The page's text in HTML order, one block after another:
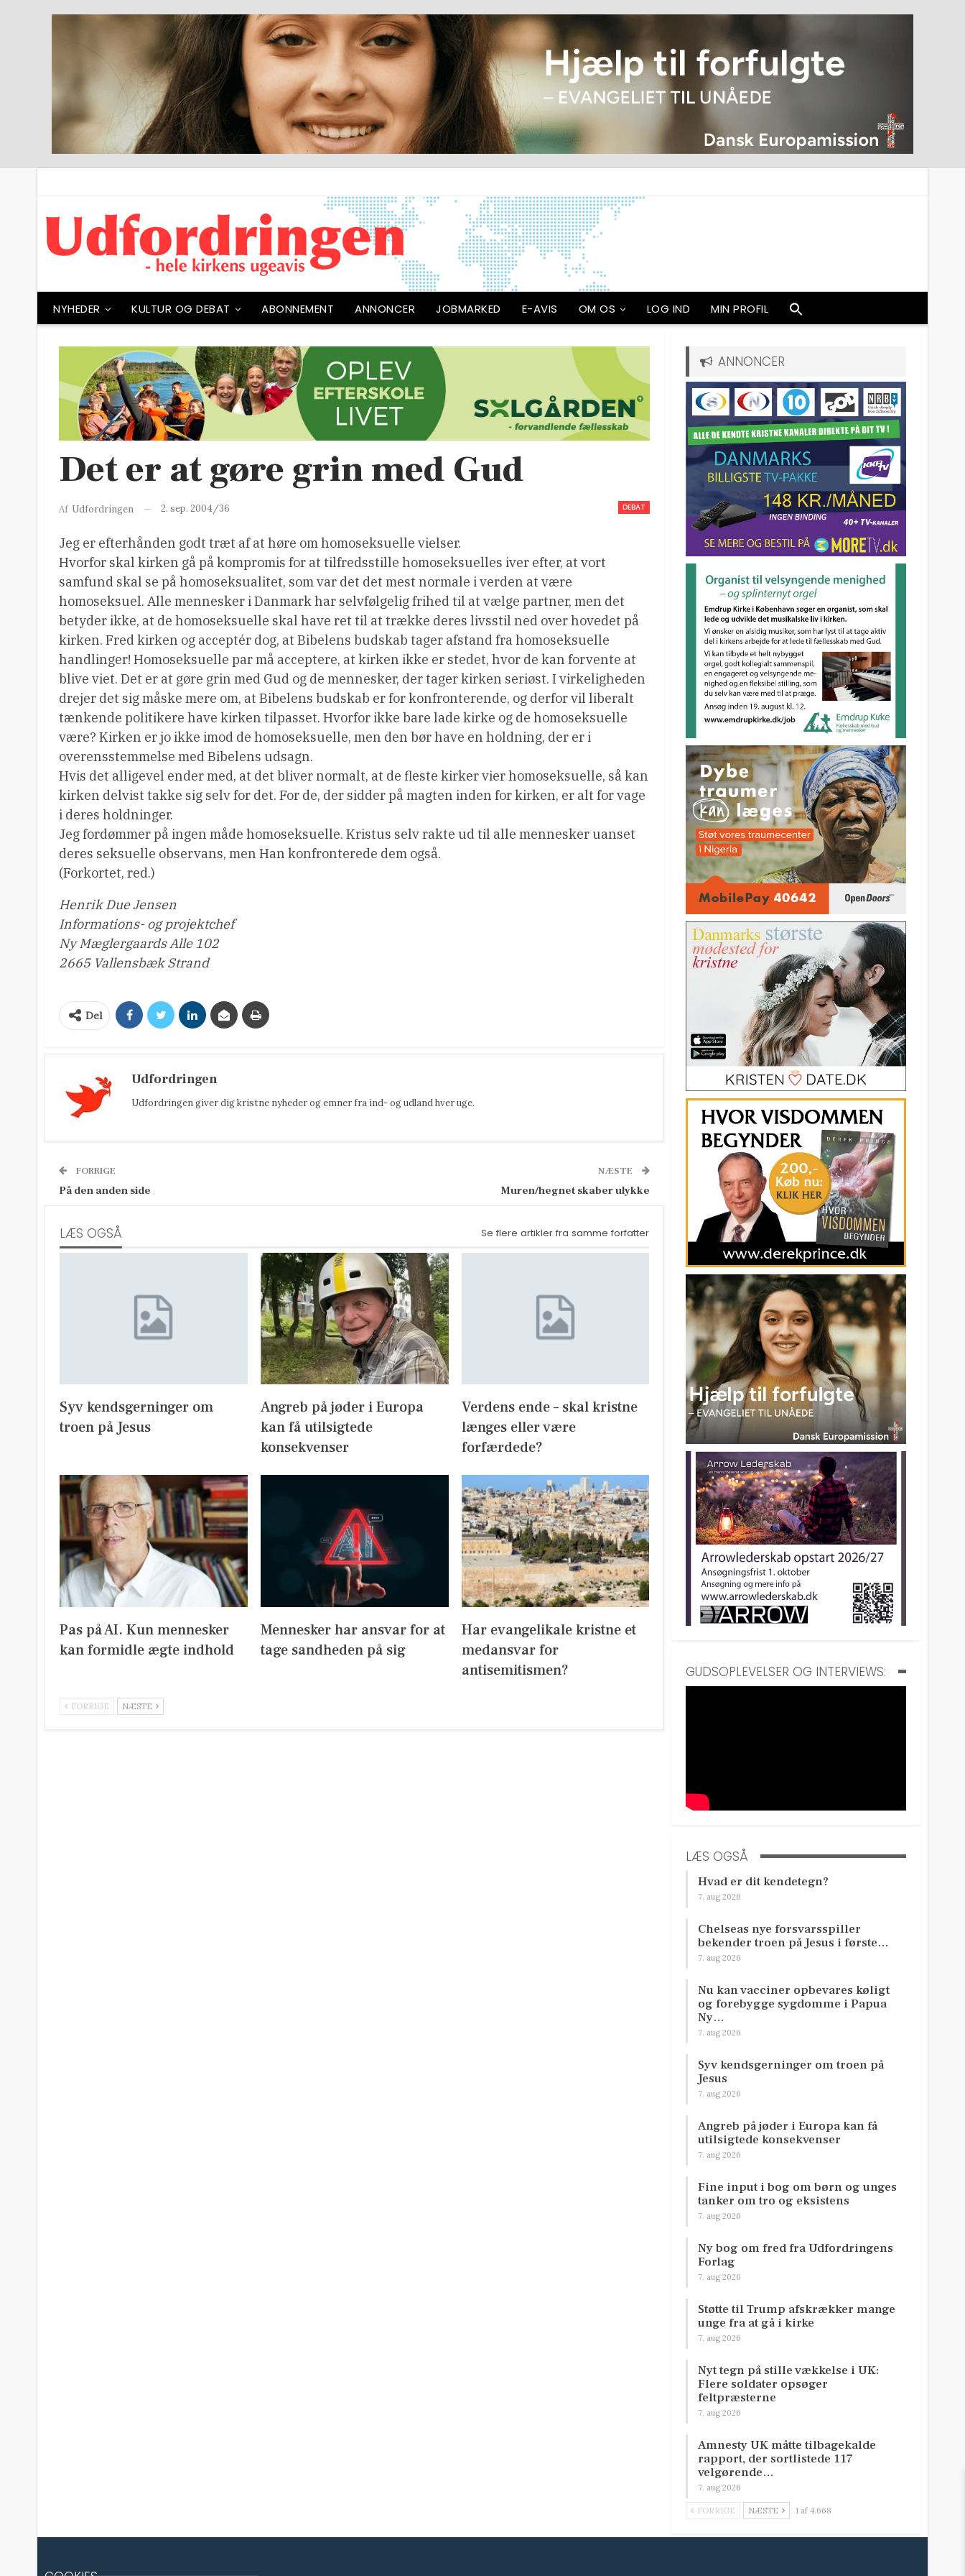
NYHEDER KULTUR OG DEBAT ABONNEMENT ANNONCER JOBMARKED E-AVIS OM OS LOG IND MIN PROFIL
Det er at gøre grin med Gud
DEBAT
Af Udfordringen 2. sep. 2004/36
Jeg er efterhånden godt træt af at høre om homoseksuelle vielser.
Hvorfor skal kirken gå på kompromis for at tilfredsstille homoseksuelles iver efter, at vort
samfund skal se på homoseksualitet, som var det det mest normale i verden at være
homoseksuel. Alle mennesker i Danmark har selvfølgelig frihed til at vælge partner, men det
betyder ikke, at de homoseksuelle skal have ret til at trække deres livsstil ned over hovedet på
kirken. Fred kirken og acceptér dog, at Bibelens budskab tager afstand fra homoseksuelle
handlinger! Homoseksuelle par må acceptere, at kirken ikke er stedet, hvor de kan forvente at
blive viet. Det er at gøre grin med Gud og de mennesker, der tager kirken seriøst. I virkeligheden
drejer det sig måske mere om, at Bibelens budskab er for konfronterende, og derfor vil liberalt
tænkende politikere have kirken tilpasset. Hvorfor ikke bare lade kirke og de homoseksuelle
være? Kirken er jo ikke imod de homoseksuelle, men den bør have en holdning, der er i
overensstemmelse med Bibelens udsagn.
Hvis det alligevel ender med, at det bliver normalt, at de fleste kirker vier homoseksuelle, så kan
kirken delvist takke sig selv for det. For de, der sidder på magten inden for kirken, er alt for vage
i deres holdninger.
Jeg fordømmer på ingen måde homoseksuelle. Kristus selv rakte ud til alle mennesker uanset
deres seksuelle observans, men Han konfronterede dem også.
(Forkortet, red.)
Henrik Due Jensen
Informations- og projektchef
Ny Mæglergaards Alle 102
2665 Vallensbæk Strand
Del
Udfordringen
Udfordringen giver dig kristne nyheder og emner fra ind- og udland hver uge.
FORRIGE
På den anden side
NÆSTE
Muren/hegnet skaber ulykke
LÆS OGSÅ Se flere artikler fra samme forfatter
Syv kendsgerninger om
troen på Jesus
Angreb på jøder i Europa
kan få utilsigtede
konsekvenser
Verdens ende – skal kristne
længes eller være
forfærdede?
Pas på AI. Kun mennesker
kan formidle ægte indhold
Mennesker har ansvar for at
tage sandheden på sig
Har evangelikale kristne et
medansvar for
antisemitismen?
FORRIGE NÆSTE
ANNONCER
GUDSOPLEVELSER OG INTERVIEWS:
LÆS OGSÅ
Hvad er dit kendetegn?
7. aug 2026
Chelseas nye forsvarsspiller
bekender troen på Jesus i første…
7. aug 2026
Nu kan vacciner opbevares køligt
og forebygge sygdomme i Papua
Ny…
7. aug 2026
Syv kendsgerninger om troen på
Jesus
7. aug 2026
Angreb på jøder i Europa kan få
utilsigtede konsekvenser
7. aug 2026
Fine input i bog om børn og unges
tanker om tro og eksistens
7. aug 2026
Ny bog om fred fra Udfordringens
Forlag
7. aug 2026
Støtte til Trump afskrækker mange
unge fra at gå i kirke
7. aug 2026
Nyt tegn på stille vækkelse i UK:
Flere soldater opsøger
feltpræsterne
7. aug 2026
Amnesty UK måtte tilbagekalde
rapport, der sortlistede 117
velgørende…
7. aug 2026
FORRIGE NÆSTE 1 af 4.668